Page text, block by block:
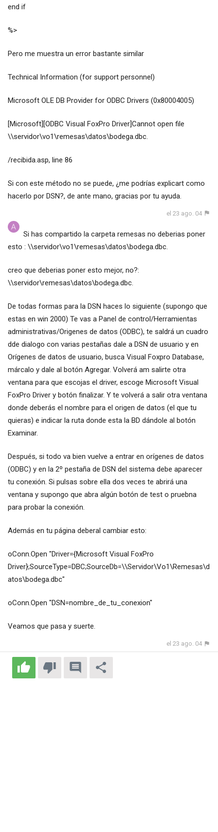
end if
%>
Pero me muestra un error bastante similar
Technical Information (for support personnel)
Microsoft OLE DB Provider for ODBC Drivers (0x80004005)
[Microsoft][ODBC Visual FoxPro Driver]Cannot open file
\\servidor\vo1\remesas\datos\bodega.dbc.
/recibida.asp, line 86
Si con este método no se puede, ¿me podrías explicart como
hacerlo por DSN?, de ante mano, gracias por tu ayuda.
el 23 ago. 04
Si has compartido la carpeta remesas no deberias poner
esto : \\servidor\vo1\remesas\datos\bodega.dbc.
creo que deberias poner esto mejor, no?:
\\servidor\remesas\datos\bodega.dbc.
De todas formas para la DSN haces lo siguiente (supongo que
estas en win 2000) Te vas a Panel de control/Herramientas
administrativas/Origenes de datos (ODBC), te saldrá un cuadro
dde dialogo con varias pestañas dale a DSN de usuario y en
Orígenes de datos de usuario, busca Visual Foxpro Database,
márcalo y dale al botón Agregar. Volverá am salirte otra
ventana para que escojas el driver, escoge Microsoft Visual
FoxPro Driver y botón finalizar. Y te volverá a salir otra ventana
donde deberás el nombre para el origen de datos (el que tu
quieras) e indicar la ruta donde esta la BD dándole al botón
Examinar.
Después, si todo va bien vuelve a entrar en orígenes de datos
(ODBC) y en la 2º pestaña de DSN del sistema debe aparecer
tu conexión. Si pulsas sobre ella dos veces te abrirá una
ventana y supongo que abra algún botón de test o pruebna
para probar la conexión.
Además en tu página deberal cambiar esto:
oConn.Open "Driver={Microsoft Visual FoxPro
Driver};SourceType=DBC;SourceDb=\\Servidor\Vo1\Remesas\d
atos\bodega.dbc"
oConn.Open "DSN=nombre_de_tu_conexion"
Veamos que pasa y suerte.
el 23 ago. 04